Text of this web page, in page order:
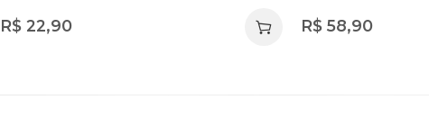
R$22,90
Laurentino Gomes
R$ 58,90